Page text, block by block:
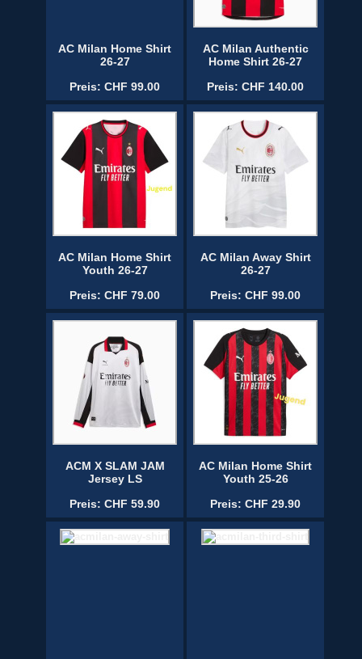
AC Milan Home Shirt
26-27
Preis: CHF 99.00
AC Milan Authentic
Home Shirt 26-27
Preis: CHF 140.00
AC Milan Home Shirt
Youth 26-27
Preis: CHF 79.00
AC Milan Away Shirt
26-27
Preis: CHF 99.00
ACM X SLAM JAM
Jersey LS
Preis: CHF 59.90
AC Milan Home Shirt
Youth 25-26
Preis: CHF 29.90